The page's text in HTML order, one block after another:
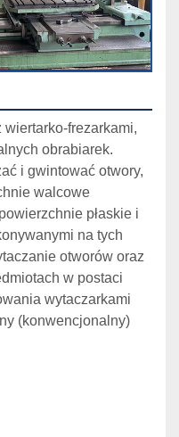
frezarkami,
obrabiarek.
i gwintować otwory,
walcowe
płaskie i
na tych
otworów oraz
w postaci
wytaczarkami
(konwencjonalny)